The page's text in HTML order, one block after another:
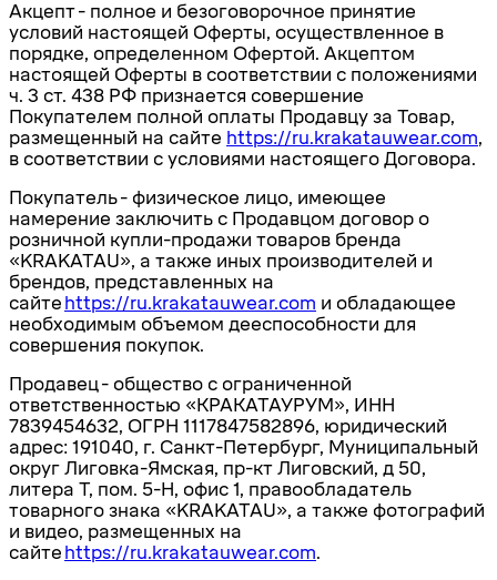
Акцепт- полное и безоговорочное принятие
условий настоящей Оферты, осуществленное в
порядке, определенном Офертой. Акцептом
настоящей Оферты в соответствии с положениями
ч. 3 ст. 438 РФ признается совершение
Покупателем полной оплаты Продавцу за Товар,
размещенный на сайте https://ru.krakatauwear.com,
в соответствии с условиями настоящего Договора.
Покупатель- физическое лицо, имеющее
намерение заключить с Продавцом договор о
розничной купли-продажи товаров бренда
«KRAKATAU», а также иных производителей и
брендов, представленных на
сайте https://ru.krakatauwear.com и обладающее
необходимым объемом дееспособности для
совершения покупок.
Продавец- общество с ограниченной
ответственностью «КРАКАТАУРУМ», ИНН
7839454632, ОГРН 1117847582896, юридический
адрес: 191040, г. Санкт-Петербург, Муниципальный
округ Лиговка-Ямская, пр-кт Лиговский, д 50,
литера Т, пом. 5-Н, офис 1, правообладатель
товарного знака «KRAKATAU», а также фотографий
и видео, размещенных на
сайте https://ru.krakatauwear.com.